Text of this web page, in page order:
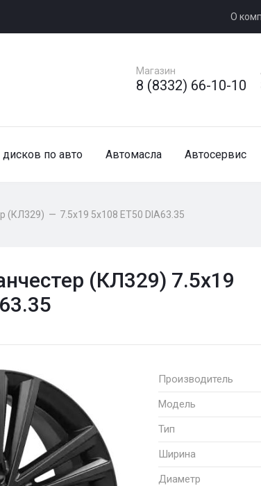
О
Магазин
8 (8332) 66-10-10
по авто Автомасла Автосервис
(КЛ329) — 7.5x19 5x108 ET50 DIA63.35
(КЛ329) 7.5x19
Производитель
Модель
Тип
Ширина
Диаметр